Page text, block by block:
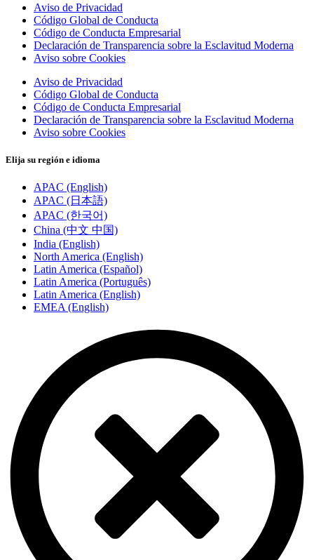
Aviso de Privacidad
Código Global de Conducta
Código de Conducta Empresarial
Declaración de Transparencia sobre la Esclavitud Moderna
Aviso sobre Cookies
Aviso de Privacidad
Código Global de Conducta
Código de Conducta Empresarial
Declaración de Transparencia sobre la Esclavitud Moderna
Aviso sobre Cookies
Elija su región e idioma
APAC (English)
APAC (日本語)
APAC (한국어)
China (中文 中国)
India (English)
North America (English)
Latin America (Español)
Latin America (Português)
Latin America (English)
EMEA (English)